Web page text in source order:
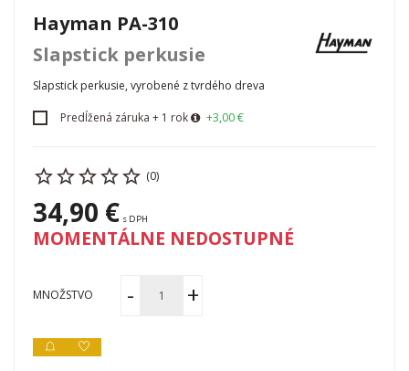
Hayman PA-310
Slapstick perkusie
Slapstick perkusie, vyrobené z tvrdého dreva
Predĺžená záruka + 1 rok +3,00 €
(0)
34,90 € s DPH
MOMENTÁLNE NEDOSTUPNÉ
MNOŽSTVO